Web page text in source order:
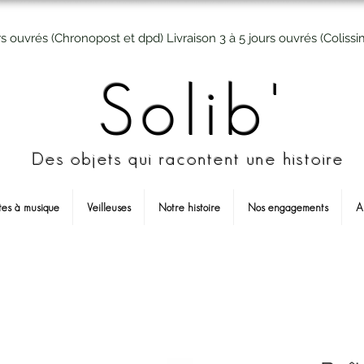
ouvrés (Chronopost et dpd) Livraison 3 à 5 jours ouvrés
Solib'
Des objets qui racontent une histoire
à musique Veilleuses Notre histoire Nos engagements